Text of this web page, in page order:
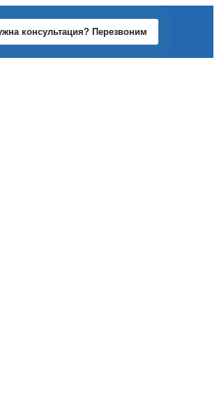
консультация? Перезвоним